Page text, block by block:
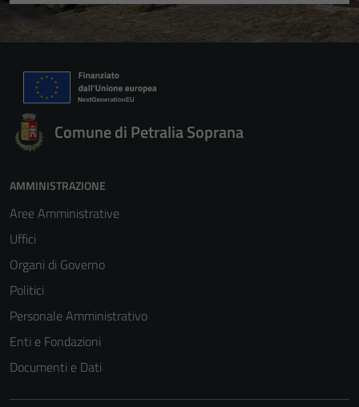
Comune di Petralia Soprana
AMMINISTRAZIONE
Aree Amministrative
Uffici
Organi di Governo
Politici
Personale Amministrativo
Enti e Fondazioni
Documenti e Dati